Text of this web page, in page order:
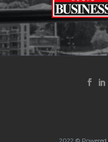
2022 © Powered